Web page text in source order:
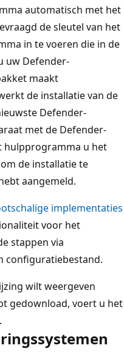
automatisch met het
de sleutel van het
in te voeren die in de
uw Defender-
maakt
de installatie van de
Defender-
met de Defender-
hulpprogramma u het
de installatie te
aangemeld.
implementaties
voor het
stappen via
configuratiebestand.
wilt weergeven
gedownload, voert u het
.